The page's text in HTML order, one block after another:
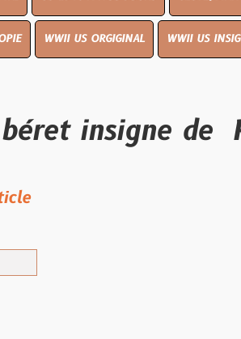
ORGIGINAL WWII US INSIGNES
insigne de R a